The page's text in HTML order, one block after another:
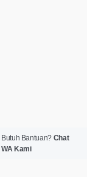
Butuh Bantuan? Chat
WA Kami